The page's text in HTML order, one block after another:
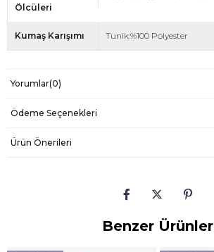
Ölcüleri
Kumaş Karışımı Tunik:%100 Polyester
Yorumlar(0)
Ödeme Seçenekleri
Ürün Önerileri
Benzer Ürünler